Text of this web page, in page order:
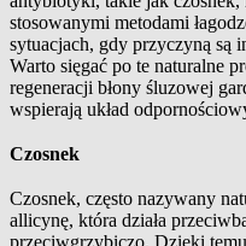
stosowanymi metodami
sytuacjach, gdy przyczyną są
Warto sięgać po te naturalne
regeneracji błony śluzowej
wspierają układ
Czosnek
Czosnek, często nazywany
allicynę, która działa